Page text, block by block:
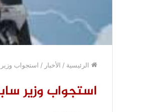
الرئيسية / الأخبار / استجواب وزير
استجواب وزير سابق،